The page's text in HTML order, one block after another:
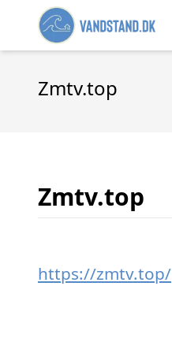
Zmtv.top
Zmtv.top
https://zmtv.top/